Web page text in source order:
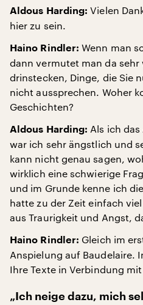
Aldous Harding:Vielen
hier zu sein.
Haino Rindler: Wenn man
dann vermutet man da sehr
drinstecken, Dinge, die Sie
nicht aussprechen. Woher
Geschichten?
Aldous Harding: Als ich
war ich sehr ängstlich und
kann nicht genau sagen,
wirklich eine schwierige
und im Grunde kenne ich
hatte zu der Zeit einfach
aus Traurigkeit und Angst,
Haino Rindler: Gleich im
Anspielung auf Baudelaire.
Ihre Texte in Verbindung
„Ich neige dazu, mich